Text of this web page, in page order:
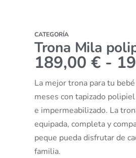
CATEGORÍA
Trona Mila
189,00 € -
La mejor trona para tu
meses con tapizado
e impermeabilizado. La
equipada, completa y
peque pueda disfrutar de
familia.